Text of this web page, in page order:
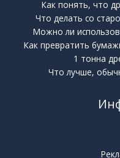
Как понять, что
Что делать со
Можно ли
Как превратить
1 тонна
Что лучше,